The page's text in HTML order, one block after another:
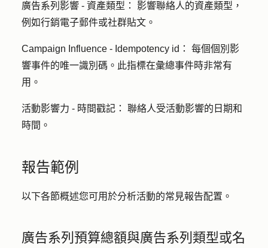
廣告系列影響 - 資產類型： 影響聯絡人的資產類型，
例如行銷電子郵件或社群貼文。
Campaign Influence - Idempotency id： 每個個別影
響事件的唯一識別碼。此指標在彙總事件時非常有
用。
活動影響力 - 時間戳記： 聯絡人受活動影響的日期和
時間。
報告範例
以下各節概述您可用於分析活動的常見報告配置。
廣告系列預算總額與廣告系列類型或名